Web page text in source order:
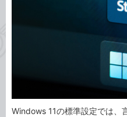
Windows 11の標準設定では、